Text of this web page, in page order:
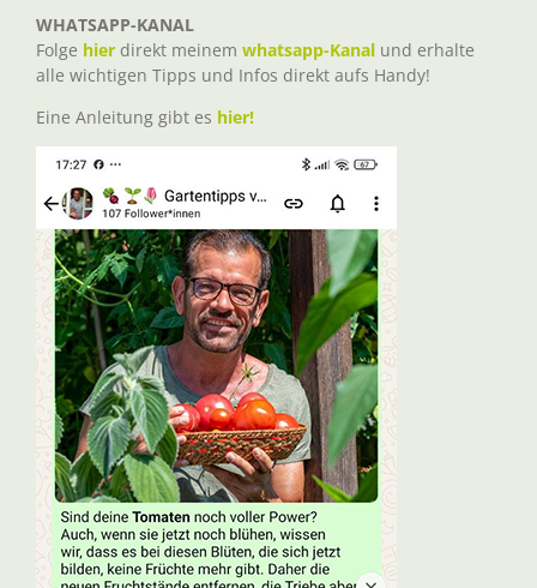
WHATSAPP-KANAL
Folge hier direkt meinem whatsapp-Kanal und erhalte
alle wichtigen Tipps und Infos direkt aufs Handy!
Eine Anleitung gibt es hier!